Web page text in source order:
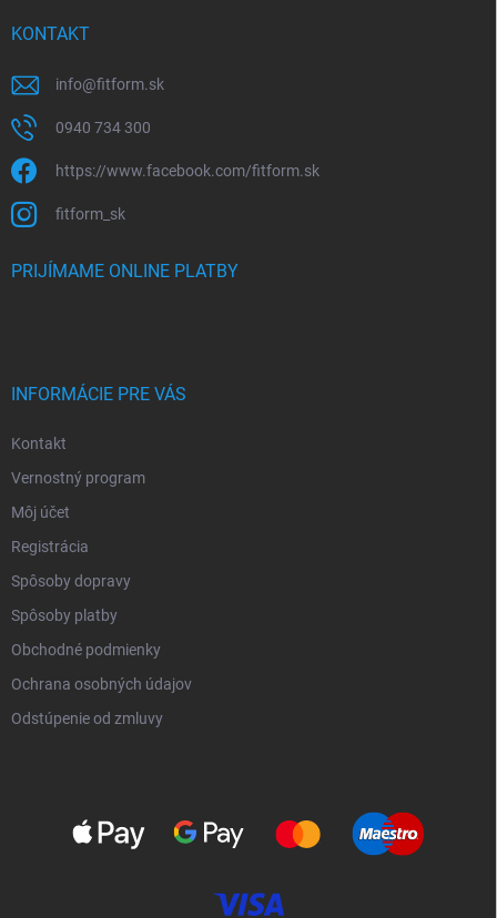
KONTAKT
info@fitform.sk
0940 734 300
https://www.facebook.com/fitform.sk
fitform_sk
PRIJÍMAME ONLINE PLATBY
INFORMÁCIE PRE VÁS
Kontakt
Vernostný program
Môj účet
Registrácia
Spôsoby dopravy
Spôsoby platby
Obchodné podmienky
Ochrana osobných údajov
Odstúpenie od zmluvy